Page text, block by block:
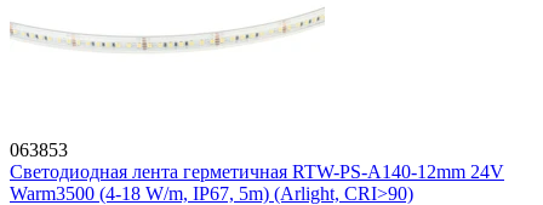
063853
Светодиодная лента герметичная RTW-PS-A140-12mm 24V
Warm3500 (4-18 W/m, IP67, 5m) (Arlight, CRI>90)